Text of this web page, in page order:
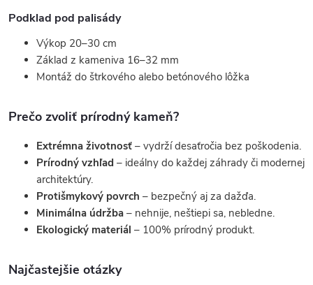
Podklad pod palisády
Výkop 20–30 cm
Základ z kameniva 16–32 mm
Montáž do štrkového alebo betónového lôžka
Prečo zvoliť prírodný kameň?
Extrémna životnosť – vydrží desaťročia bez poškodenia.
Prírodný vzhľad – ideálny do každej záhrady či modernej
architektúry.
Protišmykový povrch – bezpečný aj za dažďa.
Minimálna údržba – nehnije, neštiepi sa, nebledne.
Ekologický materiál – 100% prírodný produkt.
Najčastejšie otázky